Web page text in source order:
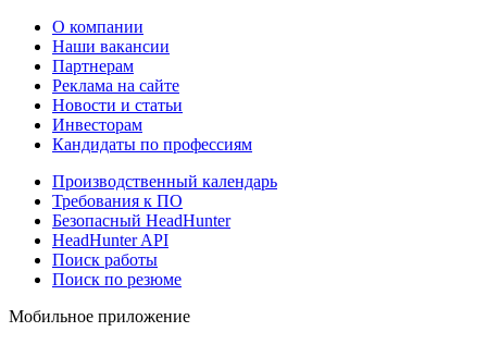
О компании
Наши вакансии
Партнерам
Реклама на сайте
Новости и статьи
Инвесторам
Кандидаты по профессиям
Производственный календарь
Требования к ПО
Безопасный HeadHunter
HeadHunter API
Поиск работы
Поиск по резюме
Мобильное приложение